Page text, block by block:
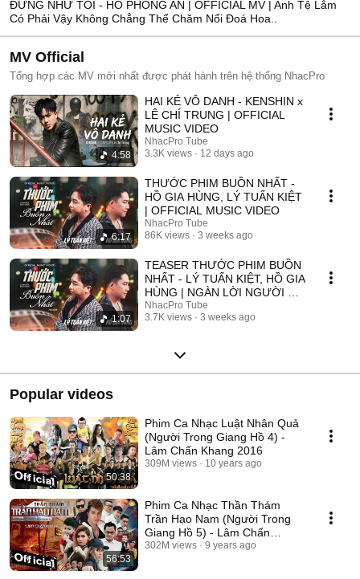
ĐỪNG NHƯ TÔI - HỒ PHONG AN | OFFICIAL MV | Anh Tệ Lắm
Có Phải Vậy Không Chẳng Thể Chăm Nổi Đoá Hoa..
MV Official
Tổng hợp các MV mới nhất được phát hành trên hệ thống NhacPro
4:58
HAI KẺ VÔ DANH - KENSHIN x
LÊ CHÍ TRUNG | OFFICIAL
MUSIC VIDEO
NhacPro Tube
3.3K views
12 days ago
6:17
THƯỚC PHIM BUỒN NHẤT -
HỒ GIA HÙNG, LÝ TUẤN KIỆT
| OFFICIAL MUSIC VIDEO
NhacPro Tube
86K views
3 weeks ago
1:07
TEASER THƯỚC PHIM BUỒN
NHẤT - LÝ TUẤN KIỆT, HỒ GIA
HÙNG | NGÀN LỜI NGƯỜI ĐÃ
NÓI KHÔNG SAI ....
NhacPro Tube
3.7K views
3 weeks ago
Popular videos
50:38
Phim Ca Nhạc Luật Nhân Quả
(Người Trong Giang Hồ 4) -
Lâm Chấn Khang 2016
309M views 10 years ago
56:53
Phim Ca Nhạc Thần Thám
Trần Hạo Nam (Người Trong
Giang Hồ 5) - Lâm Chấn
Khang 2017
302M views 9 years ago